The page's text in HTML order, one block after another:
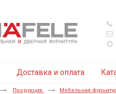
Доставка и оплата
Продукция Мебельная